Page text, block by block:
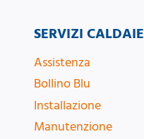
SERVIZI CALDAIE
Assistenza
Bollino Blu
Installazione
Manutenzione